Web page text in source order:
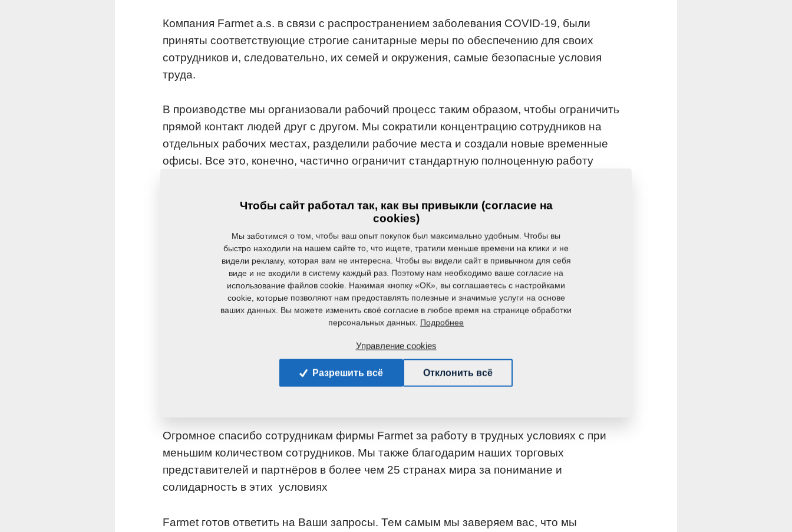
Компания Farmet a.s. в связи с распространением заболевания COVID-19, были
приняты соответствующие строгие санитарные меры по обеспечению для своих
сотрудников и, следовательно, их семей и окружения, самые безопасные условия
труда.
В производстве мы организовали рабочий процесс таким образом, чтобы ограничить
прямой контакт людей друг с другом. Мы сократили концентрацию сотрудников на
отдельных рабочих местах, разделили рабочие места и создали новые временные
офисы. Все это, конечно, частично ограничит стандартную полноценную работу
они были согласованы. Продолжается производство и отгрузка продукции, продолжает
Именно в это очень тяжелое время, возможно, все поняли всю важность сельского
хозяйства и производства продуктов питания, их огромною весомость и
необходимость для функционирования общества. Именно сейчас, когда проходит
весенний сезон, и необходимо правильно обработать почву и засеять, чтобы в
хозяйство - это движение, которое нельзя останавливать, и нельзя этого ни в коем
случае допустить. Мы благодарим все фермерские хозяйства и всех фермеров за то,
что они заботятся о своих полях, обеспечивают корма для животноводства и продукты
Огромное спасибо сотрудникам фирмы Farmet за работу в трудных условиях с при
меньшим количеством сотрудников. Мы также благодарим наших торговых
представителей и партнёров в более чем 25 странах мира за понимание и
солидарность в этих условиях
Farmet готов ответить на Ваши запросы. Тем самым мы заверяем вас, что мы
Чтобы сайт работал так, как вы привыкли (согласие на
cookies)
Мы заботимся о том, чтобы ваш опыт покупок был максимально удобным. Чтобы вы
быстро находили на нашем сайте то, что ищете, тратили меньше времени на клики и не
видели рекламу, которая вам не интересна. Чтобы вы видели сайт в привычном для себя
виде и не входили в систему каждый раз. Поэтому нам необходимо ваше согласие на
использование файлов cookie. Нажимая кнопку «ОК», вы соглашаетесь с настройками
cookie, которые позволяют нам предоставлять полезные и значимые услуги на основе
ваших данных. Вы можете изменить своё согласие в любое время на странице обработки
персональных данных. Подробнее
Управление cookies
Разрешить всё Отклонить всё